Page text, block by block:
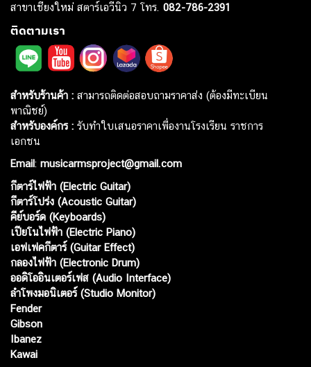
สาขาเชียงใหม่ สตาร์เอวีนิว 7 โทร. 082-786-2391
ติดตามเรา
สำหรับร้านค้า : สามารถติดต่อสอบถามราคาส่ง (ต้องมีทะเบียน
พาณิชย์)
สำหรับองค์กร : รับทำใบเสนอราคาเพื่องานโรงเรียน ราชการ
เอกชน
Email: musicarmsproject@gmail.com
กีตาร์ไฟฟ้า (Electric Guitar)
กีตาร์โปร่ง (Acoustic Guitar)
คีย์บอร์ด (Keyboards)
เปียโนไฟฟ้า (Electric Piano)
เอฟเฟคกีตาร์ (Guitar Effect)
กลองไฟฟ้า (Electronic Drum)
ออดิโออินเตอร์เฟส (Audio Interface)
ลำโพงมอนิเตอร์ (Studio Monitor)
Fender
Gibson
Ibanez
Kawai